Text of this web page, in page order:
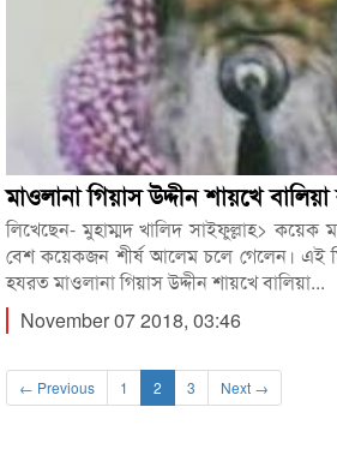
মাওলানা গিয়াস উদ্দীন শায়খে বালিয়া
লিখেছেন- মুহাম্মদ খালিদ সাইফুল্লাহ> কয়েক
বেশ কয়েকজন শীর্ষ আলেম চলে গেলেন। এই
হযরত মাওলানা গিয়াস উদ্দীন শায়খে বালিয়া...
November 07 2018, 03:46
← Previous 1 2 3 Next →